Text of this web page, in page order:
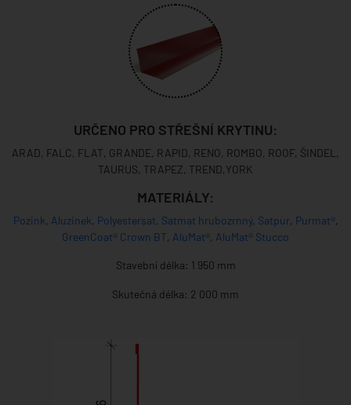
URČENO PRO STŘEŠNÍ KRYTINU:
ARAD, FALC, FLAT, GRANDE, RAPID, RENO, ROMBO, ROOF, ŠINDEL,
TAURUS, TRAPEZ, TREND,YORK
MATERIÁLY:
Pozink Aluzinek Polyestersat Satmat hrubozrnný, Satpur, Purmat®,
GreenCoat® Crown BT AluMat® AluMat® Stucco
Stavební délka: 1 950 mm
Skutečná délka: 2 000 mm